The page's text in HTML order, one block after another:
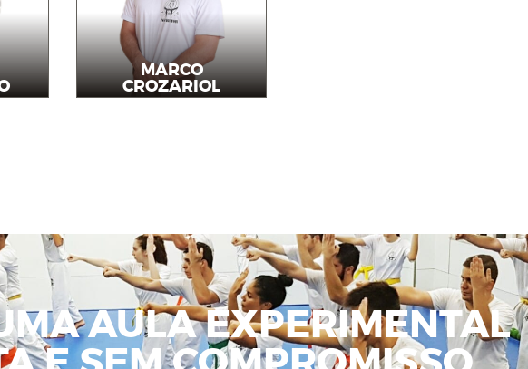
MARCO
CROZARIOL
Instrutor
AULA EXPERIMENTAL